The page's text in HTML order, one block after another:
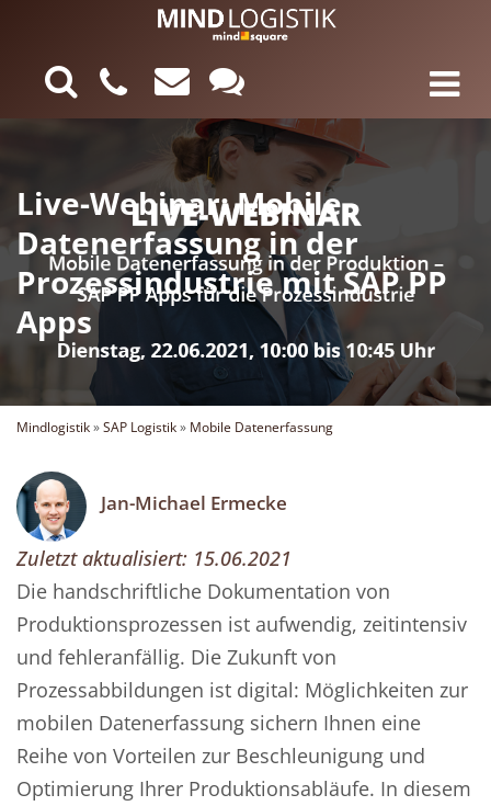
Live-Webinar: Mobile
Datenerfassung in der
Prozessindustrie mit SAP PP
Apps
Mindlogistik»SAP Logistik» Mobile Datenerfassung
Jan-Michael Ermecke
Zuletzt aktualisiert: 15.06.2021
Die handschriftliche Dokumentation von
Produktionsprozessen ist aufwendig, zeitintensiv
und fehleranfällig. Die Zukunft von
Prozessabbildungen ist digital: Möglichkeiten zur
mobilen Datenerfassung sichern Ihnen eine
Reihe von Vorteilen zur Beschleunigung und
Optimierung Ihrer Produktionsabläufe. In diesem